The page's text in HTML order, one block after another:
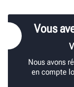
Vous
Nous avons
en compte